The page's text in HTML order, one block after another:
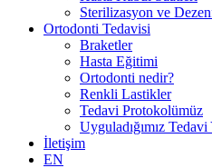
Sterilizasyon ve
Ortodonti Tedavisi
Braketler
Hasta Eğitimi
Ortodonti nedir?
Renkli Lastikler
Tedavi Protokolümüz
Uyguladığımız
İletişim
EN